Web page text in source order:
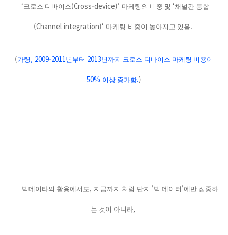
‘ 크로스 디바이스(Cross-device)’ 마케팅의 비중 및 ‘채널간 통합
(Channel integration)‘ 마케팅 비중이 높아지고 있음.
(가령 , 2009-2011년부터 2013년까지 크로스 디바이스 마케팅 비용이
50% 이상 증가함.)
빅데이타의 활용에서도 , 지금까지 처럼 단지 '빅 데이터 '에만 집중하
는 것이 아니라,